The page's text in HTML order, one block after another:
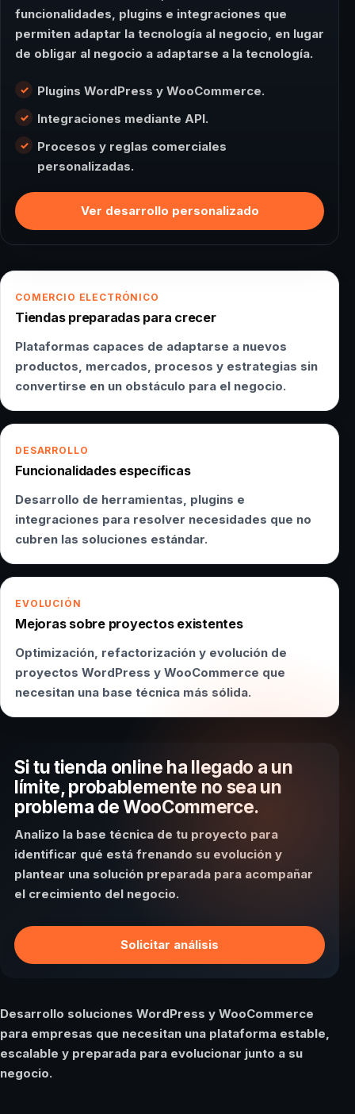
funcionalidades, plugins e integraciones que
permiten adaptar la tecnología al negocio, en lugar
de obligar al negocio a adaptarse a la tecnología.
Plugins WordPress y WooCommerce.
Integraciones mediante API.
Procesos y reglas comerciales
personalizadas.
Ver desarrollo personalizado
COMERCIO ELECTRÓNICO
Tiendas preparadas para crecer
Plataformas capaces de adaptarse a nuevos
productos, mercados, procesos y estrategias sin
convertirse en un obstáculo para el negocio.
DESARROLLO
Funcionalidades específicas
Desarrollo de herramientas, plugins e
integraciones para resolver necesidades que no
cubren las soluciones estándar.
EVOLUCIÓN
Mejoras sobre proyectos existentes
Optimización, refactorización y evolución de
proyectos WordPress y WooCommerce que
necesitan una base técnica más sólida.
Si tu tienda online ha llegado a un
límite, probablemente no sea un
problema de WooCommerce.
Analizo la base técnica de tu proyecto para
identificar qué está frenando su evolución y
plantear una solución preparada para acompañar
el crecimiento del negocio.
Solicitar análisis
Desarrollo soluciones WordPress y WooCommerce
para empresas que necesitan una plataforma estable,
escalable y preparada para evolucionar junto a su
negocio.